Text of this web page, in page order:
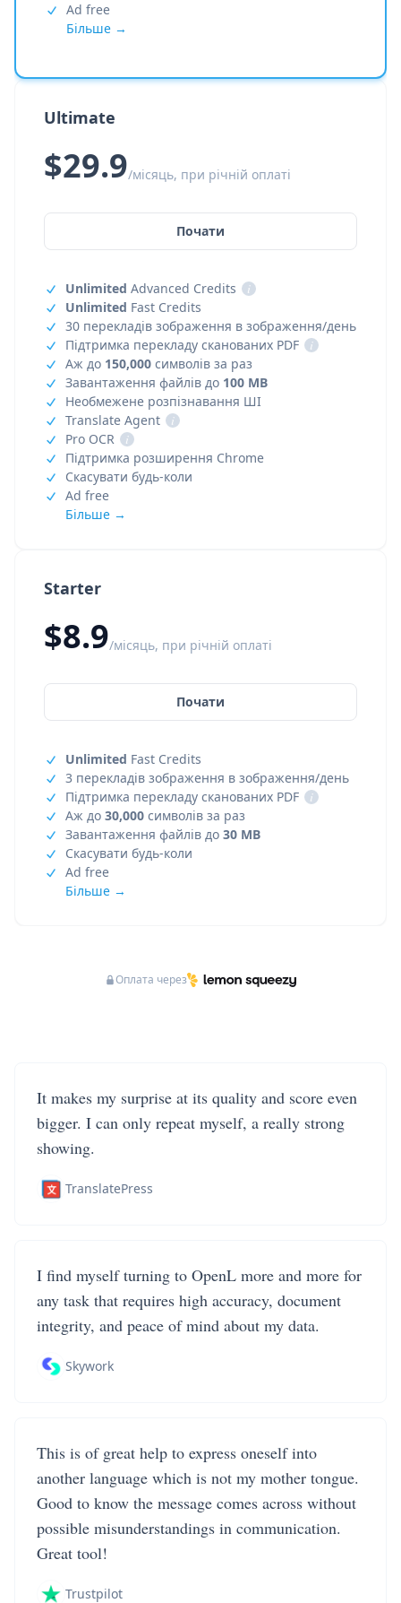
Starter
$8.9/місяць, при річній оплаті
Почати
Unlimited Fast Credits
3 перекладів зображення в зображення/день
Підтримка перекладу сканованих PDF
i
Аж до 30,000 символів за раз
Завантаження файлів до 30 MB
Скасувати будь-коли
Ad free
Більше →
Ad free
Більше →
Ultimate
$29.9/місяць, при річній оплаті
Почати
Unlimited Advanced Credits
i
Unlimited Fast Credits
30 перекладів зображення в зображення/день
Підтримка перекладу сканованих PDF
i
Аж до 150,000 символів за раз
Завантаження файлів до 100 MB
Необмежене розпізнавання ШІ
Translate Agent
i
Pro OCR
i
Підтримка розширення Chrome
Скасувати будь-коли
Ad free
Більше →
Оплата через
It makes my surprise at its quality and score even
bigger. I can only repeat myself, a really strong
showing.
TranslatePress
I find myself turning to OpenL more and more for
any task that requires high accuracy, document
integrity, and peace of mind about my data.
Skywork
This is of great help to express oneself into
another language which is not my mother tongue.
Good to know the message comes across without
possible misunderstandings in communication.
Great tool!
Trustpilot